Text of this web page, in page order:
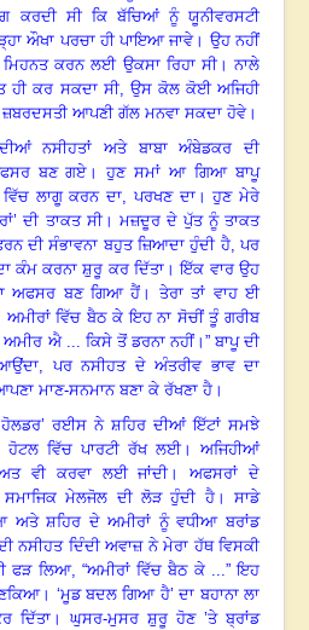
ਕਰਦੀ ਸੀ ਕਿ ਬੱਚਿਆਂ ਨੂੰ ਯੂਨੀਵਰਸਟੀ
ਔਖਾ ਪਰਚਾ ਹੀ ਪਾਇਆ ਜਾਵੇ। ਉਹ ਨਹੀਂ
ਕਰਨ ਲਈ ਉਕਸਾ ਰਿਹਾ ਸੀ।ਨਾਲੇ
ਹੀ ਕਰ ਸਕਦਾ ਸੀ, ਉਸ ਕੋਲ ਕੋਈ ਅਜਿਹੀ
ਜ਼ਬਰਦਸਤੀ ਆਪਣੀ ਗੱਲ ਮਨਵਾ ਸਕਦਾ ਹੋਵੇ।
ਨਸੀਹਤਾਂ ਅਤੇ ਬਾਬਾ ਅੰਬੇਡਕਰ ਦੀ
ਅਫਸਰ ਬਣ ਗਏ। ਹੁਣ ਸਮਾਂ ਆ ਗਿਆ ਬਾਪੂ
ਲਾਗੂ ਕਰਨ ਦਾ, ਪਰਖਣ ਦਾ।ਹੁਣ ਮੇਰੇ
’ਦੀ ਤਾਕਤ ਸੀ। ਮਜ਼ਦੂਰ ਦੇ ਪੁੱਤ ਨੂੰ ਤਾਕਤ
ਦੀ ਸੰਭਾਵਨਾ ਬਹੁਤ ਜ਼ਿਆਦਾ ਹੁੰਦੀ ਹੈ,ਪਰ
ਕੰਮ ਕਰਨਾ ਸ਼ੁਰੂ ਕਰ ਦਿੱਤਾ ।ਇੱਕ ਵਾਰ ਉਹ
ਅਫਸਰ ਬਣ ਗਿਆ ਹੈਂ। ਤੇਰਾ ਤਾਂ ਵਾਹ ਈ
ਵਿੱਚ ਬੈਠ ਕੇ ਇਹ ਨਾ ਸੋਚੀਂ ਤੂੰ ਗਰੀਬ
ਅਮੀਰ ਐ ... ਕਿਸੇ ਤੋਂ ਡਰਨਾ ਨਹੀਂ। ” ਬਾਪੂ ਦੀ
, ਪਰ ਨਸੀਹਤ ਦੇ ਅੰਤਰੀਵ ਭਾਵ ਦਾ
ਮਾਣ-ਸਨਮਾਨ ਬਣਾ ਕੇ ਰੱਖਣਾ ਹੈ ।
’ ਰਈਸ ਨੇ ਸ਼ਹਿਰ ਦੀਆਂ ਇੱਟਾਂ ਸਮਝੇ
ਹੋਟਲ ਵਿੱਚ ਪਾਰਟੀ ਰੱਖ ਲਈ। ਅਜਿਹੀਆਂ
ਵੀ ਕਰਵਾ ਲਈ ਜਾਂਦੀ।ਅਫਸਰਾਂ ਦੇ
ਮੇਲਜੋਲ ਦੀ ਲੋੜ ਹੁੰਦੀ ਹੈ।ਸਾਡੇ
ਅਤੇ ਸ਼ਹਿਰ ਦੇ ਅਮੀਰਾਂ ਨੂੰ ਵਧੀਆ ਬਰਾਂਡ
ਨਸੀਹਤ ਦਿੰਦੀ ਅਵਾਜ਼ ਨੇ ਮੇਰਾ ਹੱਥ ਵਿਸਕੀ
ਫੜ ਲਿਆ, “ਅਮੀਰਾਂ ਵਿੱਚ ਬੈਠ ਕੇ ...” ਇਹ
। ‘ਮੂਡ ਬਦਲ ਗਿਆ ਹੈ’ ਦਾ ਬਹਾਨਾ ਲਾ
ਦਿੱਤਾ। ਘੁਸਰ-ਮੁਸਰ ਸ਼ੁਰੂ ਹੋਣ ’ਤੇ ਬ੍ਰਾਂਡ